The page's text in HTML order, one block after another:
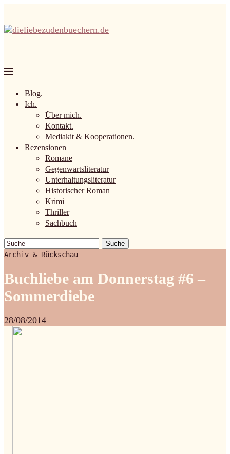
Blog.
Ich.
Über mich.
Kontakt.
Mediakit & Kooperationen.
Rezensionen
Romane
Gegenwartsliteratur
Unterhaltungsliteratur
Historischer Roman
Krimi
Thriller
Sachbuch
Suche
Archiv & Rückschau
Buchliebe am Donnerstag #6 –
Sommerdiebe
28/08/2014